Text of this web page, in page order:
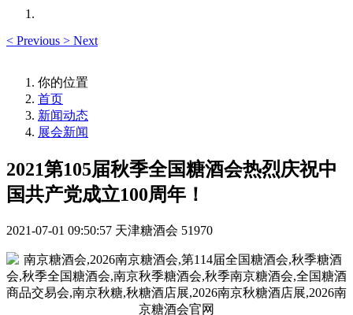
< Previous > Next
你的位置
首页
新闻动态
展会新闻
2021第105届秋季全国糖酒会热烈庆祝中
国共产党成立100周年！​
2021-07-01 09:50:57 天津糖酒会 51970